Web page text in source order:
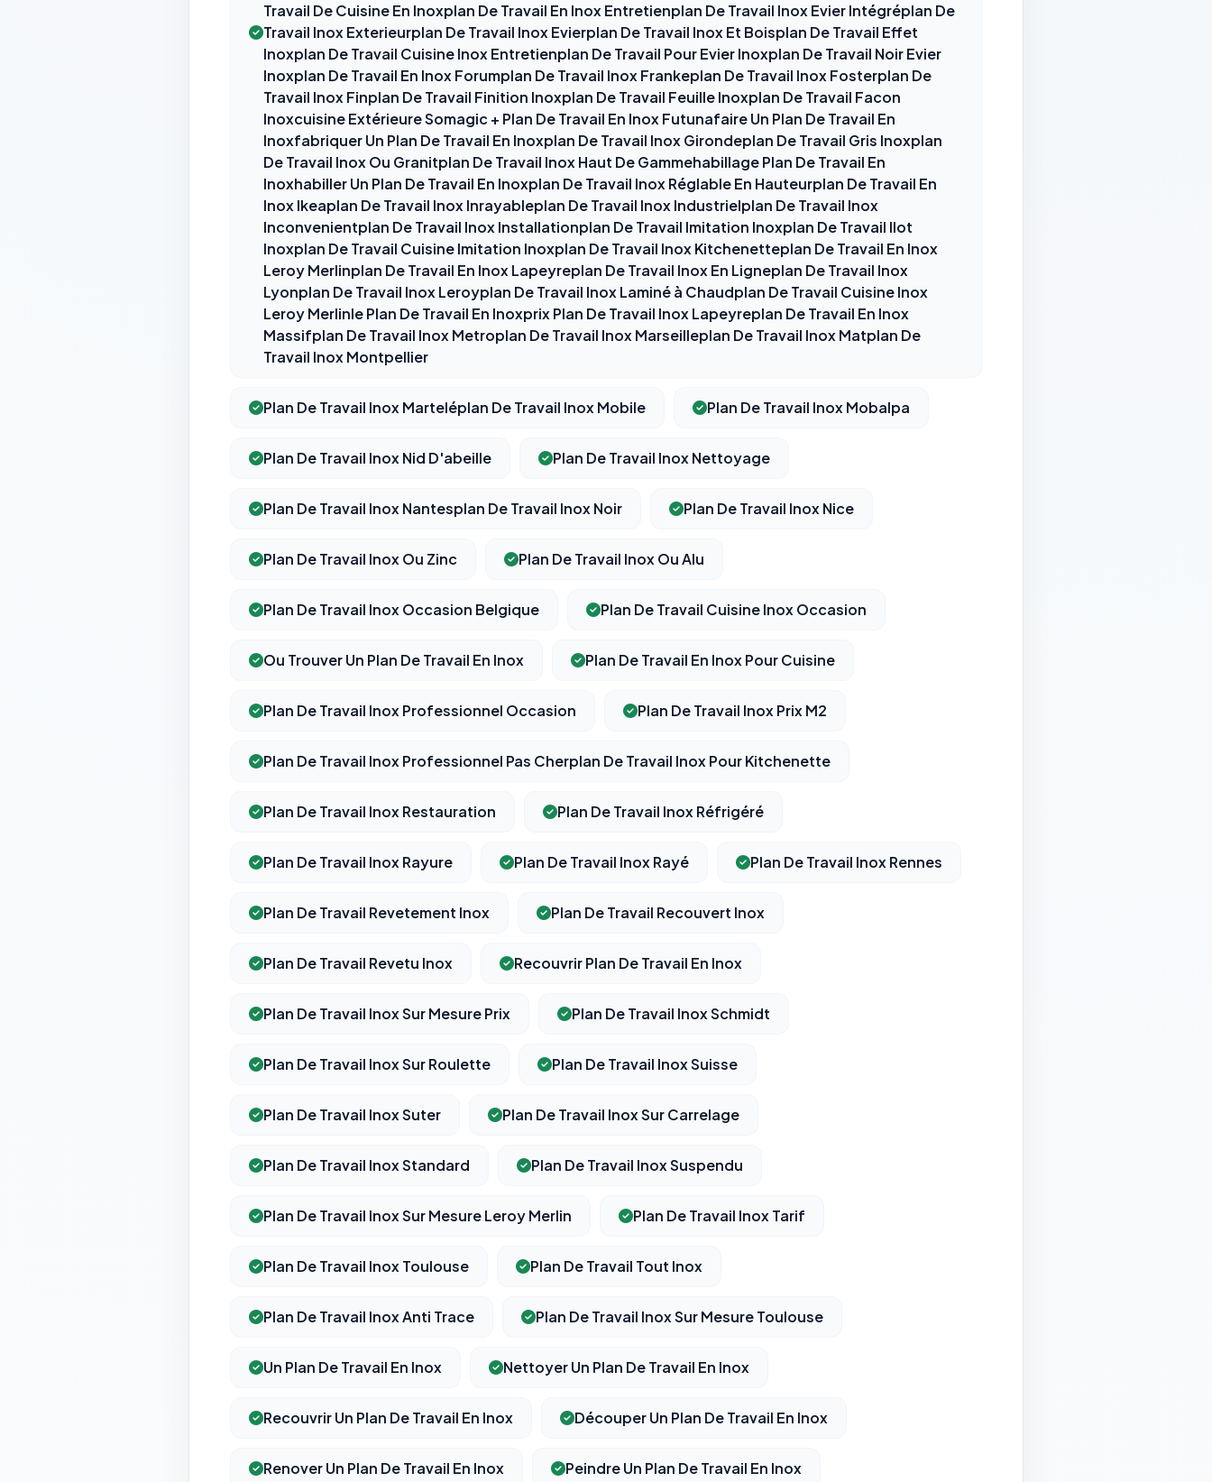
Travail De Cuisine En Inoxplan De Travail En Inox Entretienplan De Travail Inox Evier Intégréplan De
Travail Inox Exterieurplan De Travail Inox Evierplan De Travail Inox Et Boisplan De Travail Effet
Inoxplan De Travail Cuisine Inox Entretienplan De Travail Pour Evier Inoxplan De Travail Noir Evier
Inoxplan De Travail En Inox Forumplan De Travail Inox Frankeplan De Travail Inox Fosterplan De
Travail Inox Finplan De Travail Finition Inoxplan De Travail Feuille Inoxplan De Travail Facon
Inoxcuisine Extérieure Somagic + Plan De Travail En Inox Futunafaire Un Plan De Travail En
Inoxfabriquer Un Plan De Travail En Inoxplan De Travail Inox Girondeplan De Travail Gris Inoxplan
De Travail Inox Ou Granitplan De Travail Inox Haut De Gammehabillage Plan De Travail En
Inoxhabiller Un Plan De Travail En Inoxplan De Travail Inox Réglable En Hauteurplan De Travail En
Inox Ikeaplan De Travail Inox Inrayableplan De Travail Inox Industrielplan De Travail Inox
Inconvenientplan De Travail Inox Installationplan De Travail Imitation Inoxplan De Travail Ilot
Inoxplan De Travail Cuisine Imitation Inoxplan De Travail Inox Kitchenetteplan De Travail En Inox
Leroy Merlinplan De Travail En Inox Lapeyreplan De Travail Inox En Ligneplan De Travail Inox
Lyonplan De Travail Inox Leroyplan De Travail Inox Laminé à Chaudplan De Travail Cuisine Inox
Leroy Merlinle Plan De Travail En Inoxprix Plan De Travail Inox Lapeyreplan De Travail En Inox
Massifplan De Travail Inox Metroplan De Travail Inox Marseilleplan De Travail Inox Matplan De
Travail Inox Montpellier
Plan De Travail Inox Marteléplan De Travail Inox Mobile Plan De Travail Inox Mobalpa
Plan De Travail Inox Nid D'abeille Plan De Travail Inox Nettoyage
Plan De Travail Inox Nantesplan De Travail Inox Noir Plan De Travail Inox Nice
Plan De Travail Inox Ou Zinc Plan De Travail Inox Ou Alu
Plan De Travail Inox Occasion Belgique Plan De Travail Cuisine Inox Occasion
Ou Trouver Un Plan De Travail En Inox Plan De Travail En Inox Pour Cuisine
Plan De Travail Inox Professionnel Occasion Plan De Travail Inox Prix M2
Plan De Travail Inox Professionnel Pas Cherplan De Travail Inox Pour Kitchenette
Plan De Travail Inox Restauration Plan De Travail Inox Réfrigéré
Plan De Travail Inox Rayure Plan De Travail Inox Rayé Plan De Travail Inox Rennes
Plan De Travail Revetement Inox Plan De Travail Recouvert Inox
Plan De Travail Revetu Inox Recouvrir Plan De Travail En Inox
Plan De Travail Inox Sur Mesure Prix Plan De Travail Inox Schmidt
Plan De Travail Inox Sur Roulette Plan De Travail Inox Suisse
Plan De Travail Inox Suter Plan De Travail Inox Sur Carrelage
Plan De Travail Inox Standard Plan De Travail Inox Suspendu
Plan De Travail Inox Sur Mesure Leroy Merlin Plan De Travail Inox Tarif
Plan De Travail Inox Toulouse Plan De Travail Tout Inox
Plan De Travail Inox Anti Trace Plan De Travail Inox Sur Mesure Toulouse
Un Plan De Travail En Inox Nettoyer Un Plan De Travail En Inox
Recouvrir Un Plan De Travail En Inox Découper Un Plan De Travail En Inox
Renover Un Plan De Travail En Inox Peindre Un Plan De Travail En Inox
Cookies essentiels TOUJOURS ACTIF
Nécessaires au fonctionnement du site : session, sécurité,
mémorisation de vos choix de consentement. Ils ne peuvent
pas être désactivés.
Cookies analytiques
Nous aident à comprendre comment vous utilisez le site
(pages visitées, durée de visite) pour l'améliorer. Données
anonymisées via Google Analytics.
Cookies marketing
Permettent d'afficher des publicités pertinentes et de
mesurer l'efficacité de nos campagnes (Google Ads,
Meta/Facebook). Vous pouvez les refuser sans impact sur
Les e-mails peuvent contenir un pixel d'ouverture et des liens
bandeau cookies
(cadre distinct du site web). Pour vous y
(« Pour
écrivez à contact@logicielreferencement.com. Détail :
Politique de
confidentialité(section Traceurs dans les Courriels).